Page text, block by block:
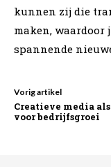
kunnen zij die
maken,
spannende
Vorig artikel
Creatieve media
voor bedrijfsgroei